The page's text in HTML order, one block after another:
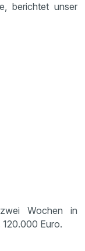
berichtet unser
Wochen in
Euro.